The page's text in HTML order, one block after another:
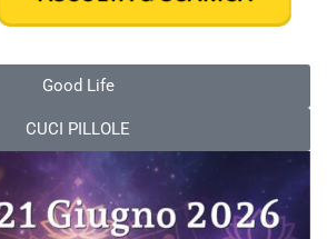
Good Life
CUCI PILLOLE